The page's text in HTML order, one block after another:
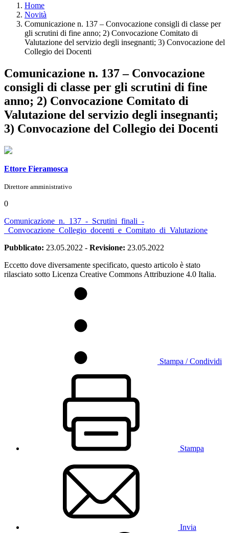
Home
Novità
Comunicazione n. 137 – Convocazione consigli di classe per
gli scrutini di fine anno; 2) Convocazione Comitato di
Valutazione del servizio degli insegnanti; 3) Convocazione del
Collegio dei Docenti
Comunicazione n. 137 – Convocazione
consigli di classe per gli scrutini di fine
anno; 2) Convocazione Comitato di
Valutazione del servizio degli insegnanti;
3) Convocazione del Collegio dei Docenti
Ettore Fieramosca
Direttore amministrativo
0
Comunicazione_n._137_-_Scrutini_finali_-
_Convocazione_Collegio_docenti_e_Comitato_di_Valutazione
Pubblicato: 23.05.2022 - Revisione: 23.05.2022
Eccetto dove diversamente specificato, questo articolo è stato
rilasciato sotto Licenza Creative Commons Attribuzione 4.0 Italia.
Stampa / Condividi
Stampa
Invia